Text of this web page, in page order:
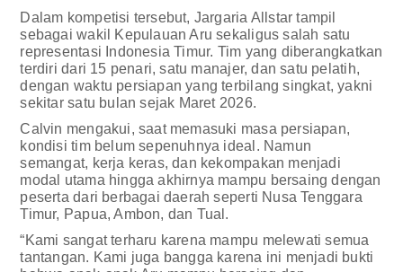
Dalam kompetisi tersebut, Jargaria Allstar tampil
sebagai wakil Kepulauan Aru sekaligus salah satu
representasi Indonesia Timur. Tim yang diberangkatkan
terdiri dari 15 penari, satu manajer, dan satu pelatih,
dengan waktu persiapan yang terbilang singkat, yakni
sekitar satu bulan sejak Maret 2026.
Calvin mengakui, saat memasuki masa persiapan,
kondisi tim belum sepenuhnya ideal. Namun
semangat, kerja keras, dan kekompakan menjadi
modal utama hingga akhirnya mampu bersaing dengan
peserta dari berbagai daerah seperti Nusa Tenggara
Timur, Papua, Ambon, dan Tual.
“Kami sangat terharu karena mampu melewati semua
tantangan. Kami juga bangga karena ini menjadi bukti